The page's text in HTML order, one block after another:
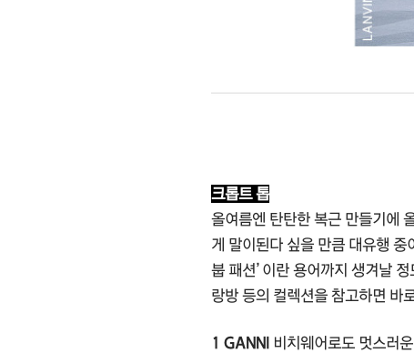
크롭트 톱
올여름엔 탄탄한 복근 만들기에
게 말이된다 싶을 만큼 대유행
붑 패션’이란 용어까지 생겨날
랑방 등의 컬렉션을 참고하면 바
1 GANNI 비치웨어로도 멋스러